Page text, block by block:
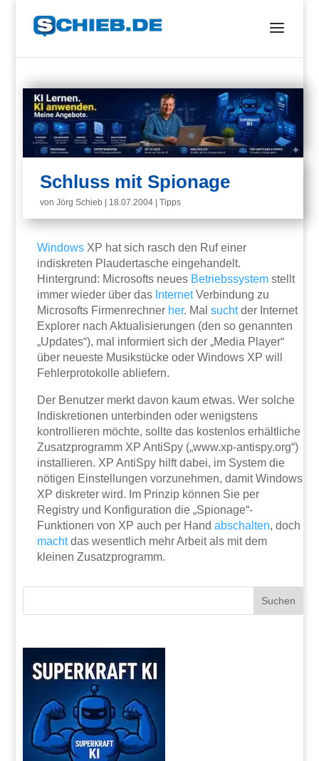
Schluss mit Spionage
vonJörg Schieb 18.07.2004 |Tipps
Windows XP hat sich rasch den Ruf einer
indiskreten Plaudertasche eingehandelt.
Hintergrund: Microsofts neues Betriebssystem stellt
immer wieder über das InternetVerbindung zu
Microsofts Firmenrechner her. Malsuchtder Internet
Explorer nach Aktualisierungen (den so genannten
„Updates“), mal informiert sich der „Media Player“
über neueste Musikstücke oder Windows XP will
Fehlerprotokolle abliefern.
Der Benutzer merkt davon kaum etwas. Wer solche
Indiskretionen unterbinden oder wenigstens
kontrollieren möchte, sollte das kostenlos erhältliche
Zusatzprogramm XP AntiSpy („www.xp-antispy.org“)
installieren. XP AntiSpy hilft dabei, im System die
nötigen Einstellungen vorzunehmen, damit Windows
XP diskreter wird. Im Prinzip können Sie per
Registry und Konfiguration die „Spionage“-
Funktionen von XP auch per Handabschalten, doch
machtdas wesentlich mehr Arbeit als mit dem
kleinen Zusatzprogramm.